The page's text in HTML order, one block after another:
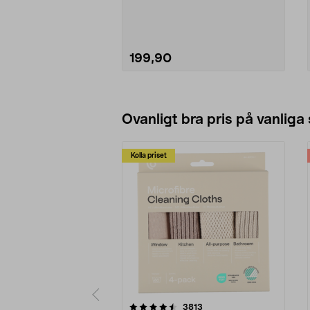
199,90
Ovanligt bra pris på vanliga
Kolla priset
3813
4.0av 5 stjärnor